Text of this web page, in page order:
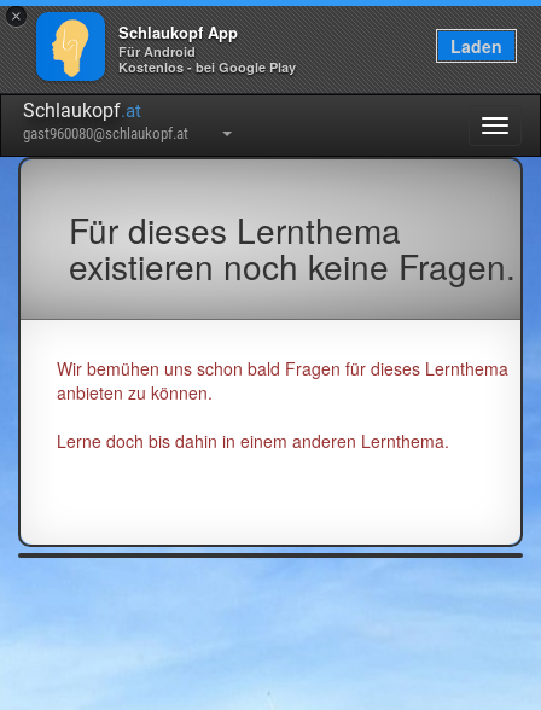
×
Schlaukopf App
Für Android
Kostenlos - bei Google Play
Laden
Schlaukopf.at
gast960080@schlaukopf.at
Für dieses Lernthema
existieren noch keine Fragen.
Wir bemühen uns schon bald Fragen für dieses Lernthema
anbieten zu können.
Lerne doch bis dahin in einem anderen Lernthema.